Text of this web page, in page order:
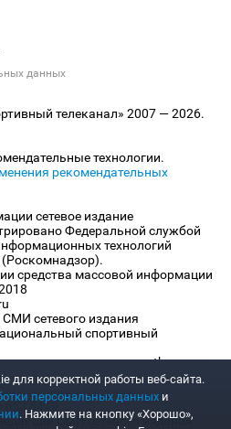
данных
телеканал» 2007 — 2026.
технологии.
рекомендательных
сетевое издание
Федеральной службой
технологий
средства массовой информации
сетевого издания
спортивный
издания «www.sportbox.ru»:
сетевого издания
8419
СМИ сетевого издания
корректной работы веб-сайта.
персональных данных и
. Нажмите на кнопку «Хорошо»,